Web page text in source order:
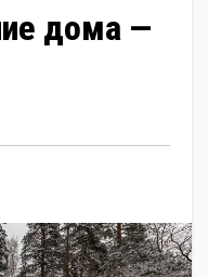
дома —